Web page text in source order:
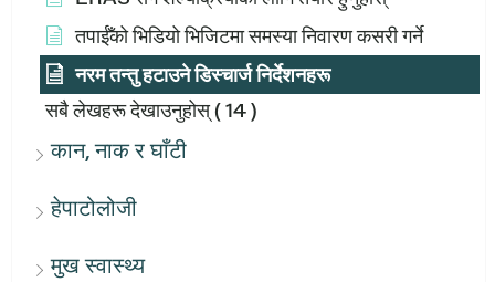
तपाईँको भिडियो भिजिटमा समस्या निवारण कसरी गर्ने
नरम तन्तु हटाउने डिस्चार्ज निर्देशनहरू
सबै लेखहरू देखाउनुहोस्( 14 )
कान, नाक र घाँटी
हेपाटोलोजी
मुख स्वास्थ्य